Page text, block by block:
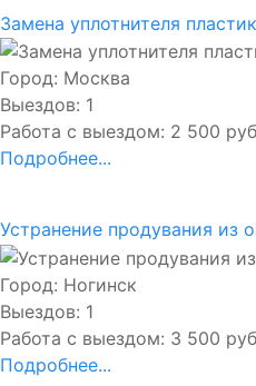
Замена уплотнителя
Город: Москва
Выездов: 1
Работа с выездом: 2 500
Подробнее...
Устранение продувания из
Город: Ногинск
Выездов: 1
Работа с выездом: 3 500
Подробнее...